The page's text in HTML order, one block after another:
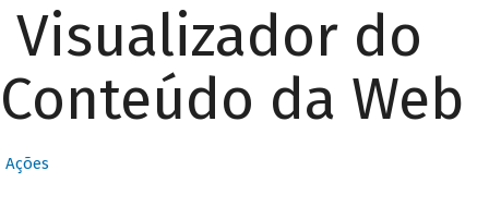
Visualizador do
Conteúdo da Web
Ações